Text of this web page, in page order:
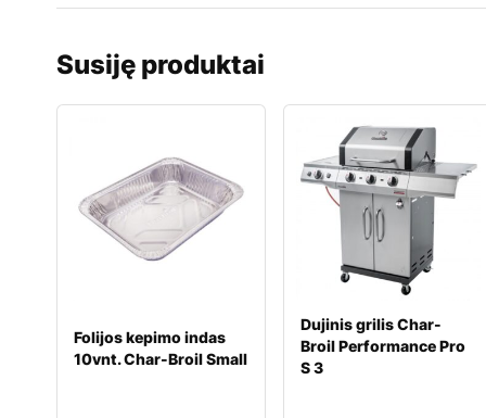
Susiję produktai
Folijos kepimo indas
10vnt. Char-Broil Small
Dujinis grilis Char-
Broil Performance Pro
S 3